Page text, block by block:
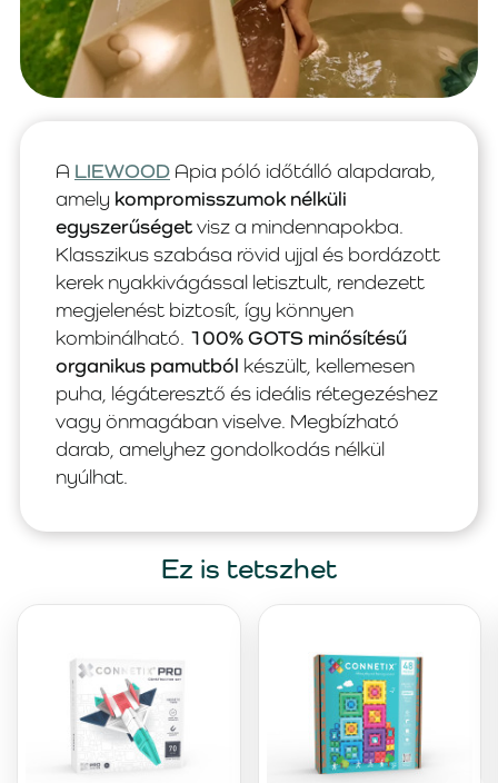
A LIEWOOD Apia póló időtálló alapdarab,
amely kompromisszumok nélküli
egyszerűségetvisz a mindennapokba.
Klasszikus szabása rövid ujjal és bordázott
kerek nyakkivágással letisztult, rendezett
megjelenést biztosít, így könnyen
kombinálható. 100% GOTS minősítésű
organikus pamutból készült, kellemesen
puha, légáteresztő és ideális rétegezéshez
vagy önmagában viselve. Megbízható
darab, amelyhez gondolkodás nélkül
nyúlhat.
Ez is tetszhet